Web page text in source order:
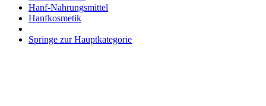
Hanf-Nahrungsmittel
Hanfkosmetik
Springe zur Hauptkategorie